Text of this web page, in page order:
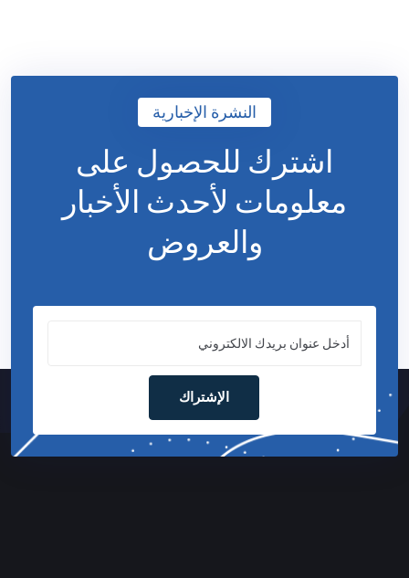
النشرة الإخبارية
اشترك للحصول على
معلومات لأحدث الأخبار
والعروض
الإشتراك